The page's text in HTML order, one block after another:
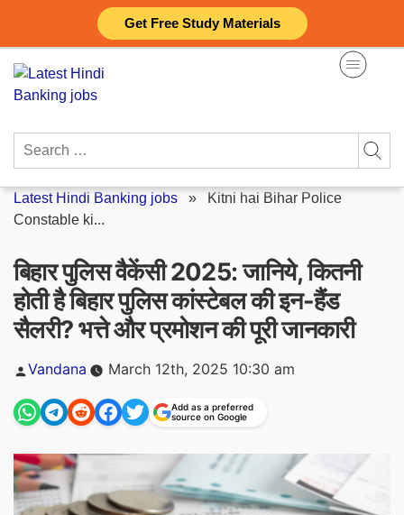
Get Free Study Materials
content
Search
Latest Hindi Banking jobs » Kitni hai Bihar Police
Constable ki...
बिहार पुलिस वैकेंसी 2025: जानिये, कितनी
होती है बिहार पुलिस कांस्टेबल की इन-हैंड
सैलरी? भत्ते और प्रमोशन की पूरी जानकारी
Posted
Vandana March 12th, 2025 10:30 am
Add as a preferred
source on Google